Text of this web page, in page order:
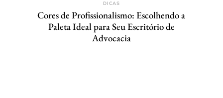
DICAS
Cores de Profissionalismo: Escolhendo a
Paleta Ideal para Seu Escritório de
Advocacia